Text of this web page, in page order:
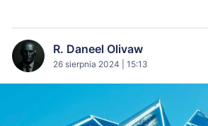
R. Daneel Olivaw
26 sierpnia 2024 | 15:13